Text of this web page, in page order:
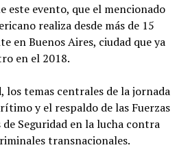
este evento, que el mencionado
realiza desde más de 15
en Buenos Aires, ciudad que ya
en el 2018.
los temas centrales de la jornada
y el respaldo de las Fuerzas
de Seguridad en la lucha contra
transnacionales.